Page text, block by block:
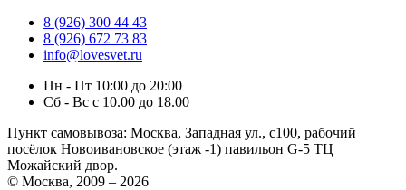
8 (926) 300 44 43
8 (926) 672 73 83
info@lovesvet.ru
Пн - Пт 10:00 до 20:00
Сб - Вс с 10.00 до 18.00
Пункт самовывоза: Москва, Западная ул., с100, рабочий
посёлок Новоивановское (этаж -1) павильон G-5 ТЦ
Можайский двор.
© Москва, 2009 – 2026